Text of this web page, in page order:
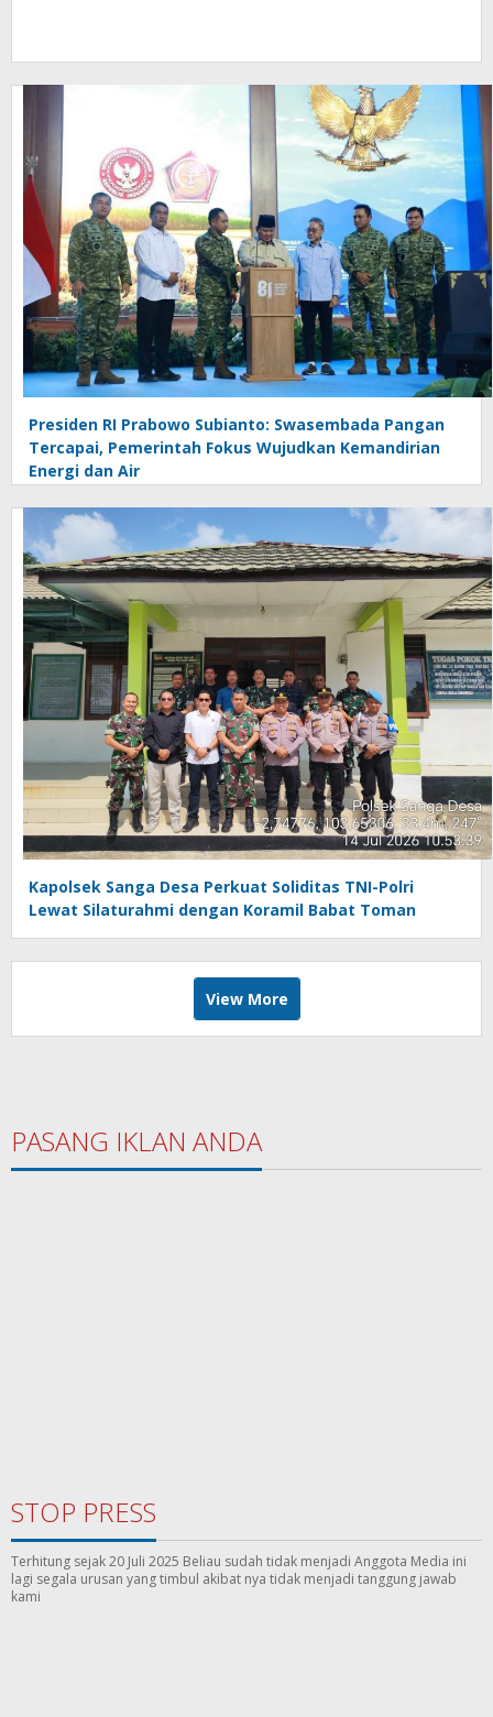
Presiden RI Prabowo Subianto: Swasembada Pangan
Tercapai, Pemerintah Fokus Wujudkan Kemandirian
Energi dan Air
Kapolsek Sanga Desa Perkuat Soliditas TNI-Polri
Lewat Silaturahmi dengan Koramil Babat Toman
View More
PASANG IKLAN ANDA
STOP PRESS
Terhitung sejak 20 Juli 2025 Beliau sudah tidak menjadi Anggota Media ini
lagi segala urusan yang timbul akibat nya tidak menjadi tanggung jawab
kami